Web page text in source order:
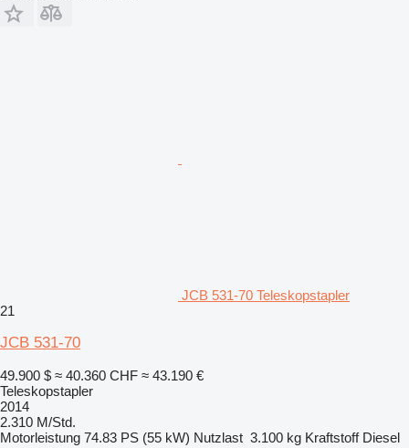
JCB 531-70 Teleskopstapler
21
JCB 531-70
49.900 $ ≈ 40.360 CHF ≈ 43.190 €
Teleskopstapler
2014
2.310 M/Std.
Motorleistung 74.83 PS (55 kW) Nutzlast 3.100 kg Kraftstoff Diesel